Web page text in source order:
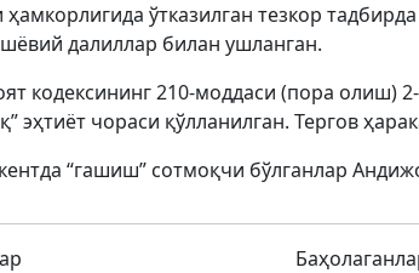
ўтказилган тезкор
далиллар билан ушланган.
кодексининг 210-моддаси (пора олиш) 2-
эҳтиёт чораси қўлланилган. Тергов
“гашиш” сотмоқчи бўлганлар